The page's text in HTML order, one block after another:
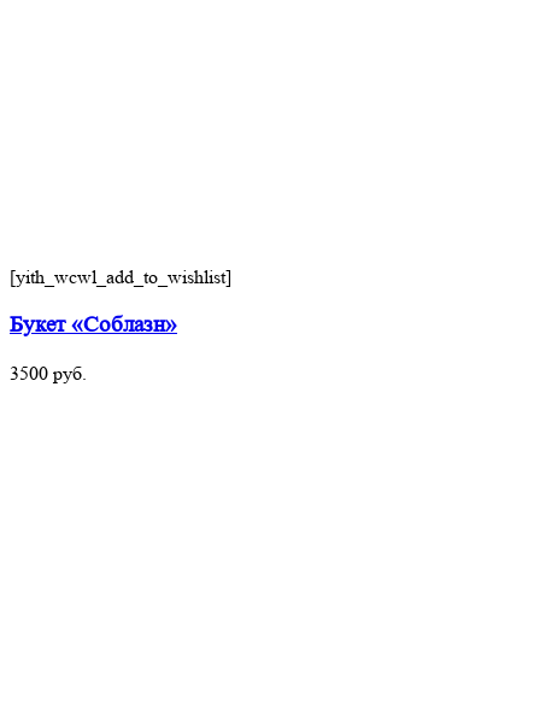
[yith_wcwl_add_to_wishlist]
Букет «Соблазн»
3500 руб.